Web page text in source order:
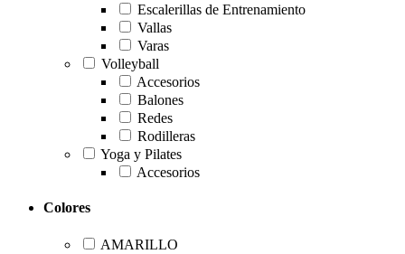
Escalerillas de Entrenamiento
Vallas
Varas
Volleyball
Accesorios
Balones
Redes
Rodilleras
Yoga y Pilates
Accesorios
Colores
AMARILLO